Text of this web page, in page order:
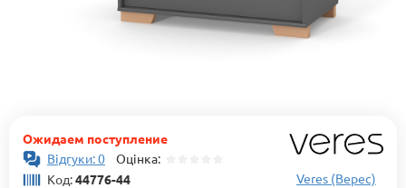
Ожидаем поступление
Відгуки: 0 Оцінка:
Код:44776-44
Veres (Верес)